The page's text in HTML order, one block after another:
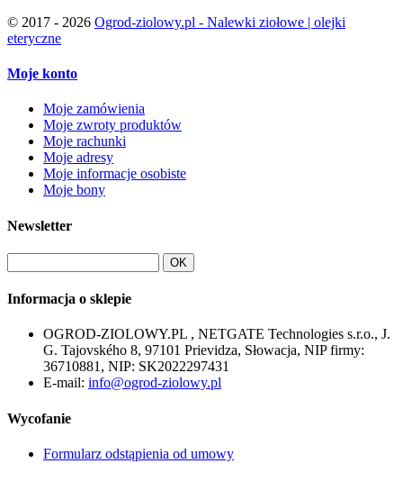
© 2017 - 2026 Ogrod-ziolowy.pl - Nalewki ziołowe | olejki
eteryczne
Moje konto
Moje zamówienia
Moje zwroty produktów
Moje rachunki
Moje adresy
Moje informacje osobiste
Moje bony
Newsletter
OK
Informacja o sklepie
OGROD-ZIOLOWY.PL , NETGATE Technologies s.r.o., J.
G. Tajovského 8, 97101 Prievidza, Słowacja, NIP firmy:
36710881, NIP: SK2022297431
E-mail: info@ogrod-ziolowy.pl
Wycofanie
Formularz odstąpienia od umowy